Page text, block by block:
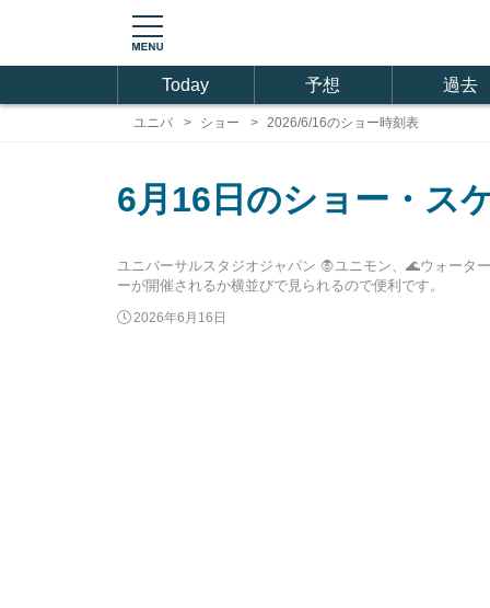
Today 予想 過去
ユニバ ショー 2026/6/16のショー時刻表
6月16日のショー・ス
ユニバーサルスタジオジャパン 🧛ユニモン、🌊ウォータ
ーが開催されるか横並びで見られるので便利です。
2026年6月16日